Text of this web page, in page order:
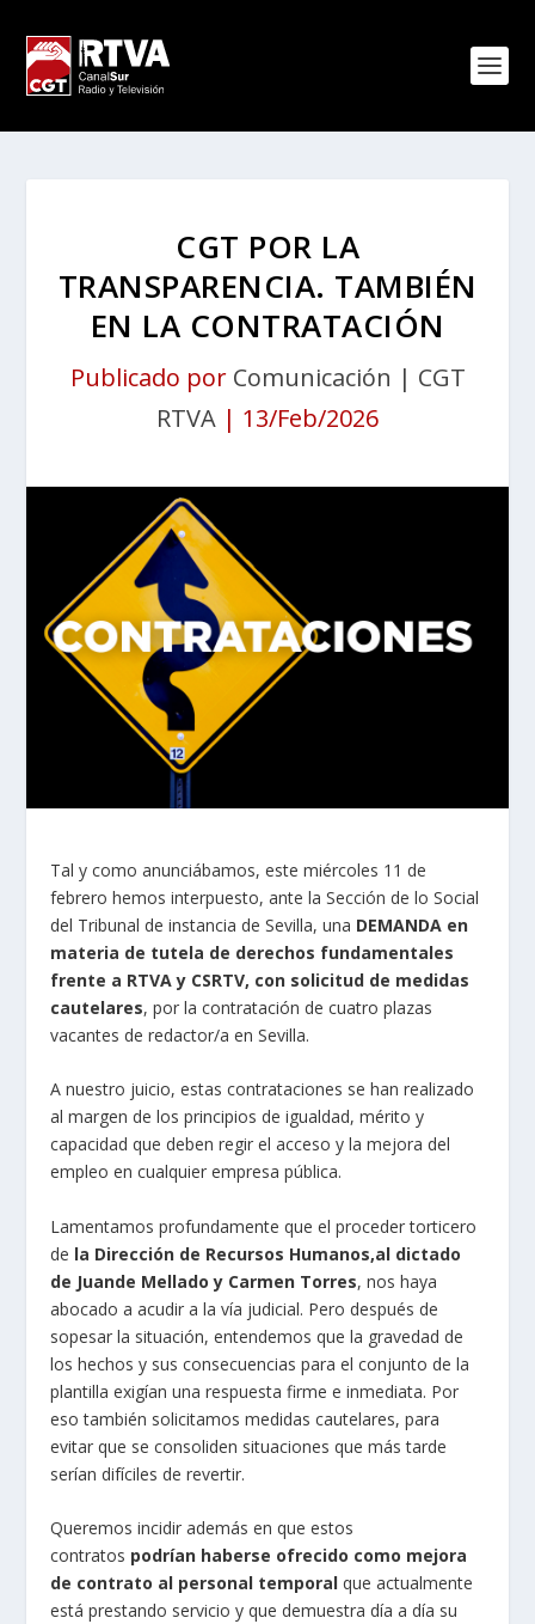
CGT POR LA
TRANSPARENCIA. TAMBIÉN
EN LA CONTRATACIÓN
Publicado por Comunicación | CGT
RTVA | 13/Feb/2026
Tal y como anunciábamos, este miércoles 11 de
febrero hemos interpuesto, ante la Sección de lo Social
del Tribunal de instancia de Sevilla, una DEMANDA en
materia de tutela de derechos fundamentales
frente a RTVA y CSRTV, con solicitud de medidas
cautelares, por la contratación de cuatro plazas
vacantes de redactor/a en Sevilla.
A nuestro juicio, estas contrataciones se han realizado
al margen de los principios de igualdad, mérito y
capacidad que deben regir el acceso y la mejora del
empleo en cualquier empresa pública.
Lamentamos profundamente que el proceder torticero
de la Dirección de Recursos Humanos,al dictado
de Juande Mellado y Carmen Torres, nos haya
abocado a acudir a la vía judicial. Pero después de
sopesar la situación, entendemos que la gravedad de
los hechos y sus consecuencias para el conjunto de la
plantilla exigían una respuesta firme e inmediata. Por
eso también solicitamos medidas cautelares, para
evitar que se consoliden situaciones que más tarde
serían difíciles de revertir.
Queremos incidir además en que estos
contratos podrían haberse ofrecido como mejora
de contrato al personal temporal que actualmente
está prestando servicio y que demuestra día a día su